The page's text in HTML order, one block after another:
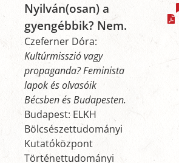
Nyilván(osan) a
gyengébbik? Nem.
Czeferner Dóra:
Kultúrmisszió vagy
propaganda? Feminista
lapok és olvasóik
Bécsben és Budapesten.
Budapest: ELKH
Bölcsészettudományi
Kutatóközpont
Történettudományi